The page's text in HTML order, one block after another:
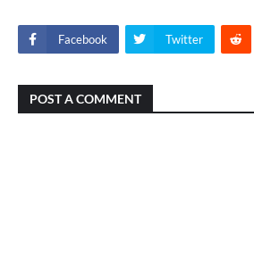
Facebook Twitter
POST A COMMENT